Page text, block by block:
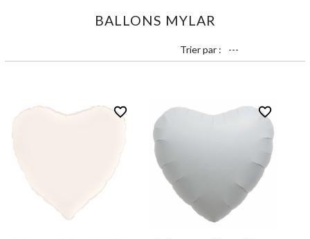
BALLONS MYLAR
Trier par :
favorite_border favorite_border